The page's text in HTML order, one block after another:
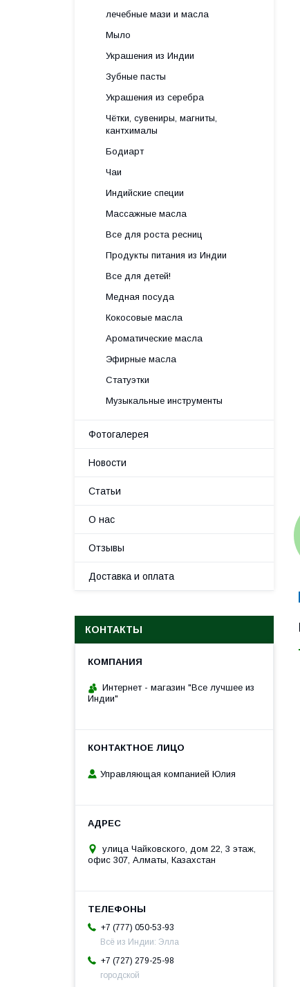
лечебные мази и масла
Мыло
Украшения из Индии
Зубные пасты
Украшения из серебра
Чётки, сувениры, магниты,
кантхималы
Бодиарт
Чаи
Индийские специи
Массажные масла
Все для роста ресниц
Продукты питания из Индии
Все для детей!
Медная посуда
Кокосовые масла
Ароматические масла
Эфирные масла
Статуэтки
Музыкальные инструменты
Фотогалерея
Новости
Статьи
О нас
Отзывы
Доставка и оплата
КОНТАКТЫ
Интернет - магазин "Все лучшее из
Индии"
Управляющая компанией Юлия
улица Чайковского, дом 22, 3 этаж,
офис 307, Алматы, Казахстан
+7 (777) 050-53-93
Всё из Индии: Элла
+7 (727) 279-25-98
городской